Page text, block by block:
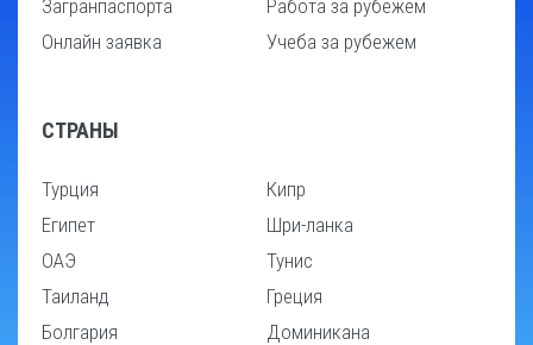
Загранпаспорта
Онлайн заявка
Работа за рубежем
Учеба за рубежем
СТРАНЫ
Турция
Египет
ОАЭ
Таиланд
Болгария
Кипр
Шри-ланка
Тунис
Греция
Доминикана